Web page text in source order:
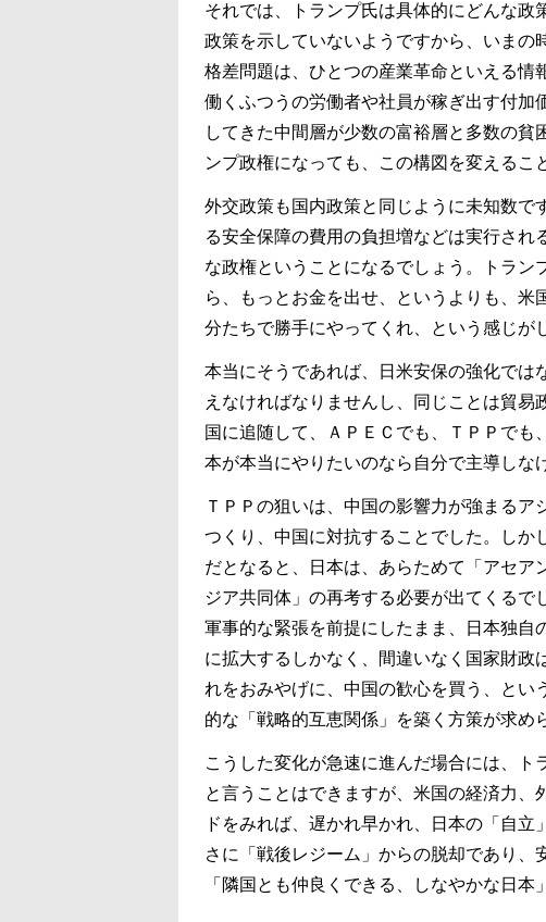
それでは、トランプ氏は具体的にどんな
政策を示していないようですから、いまの
格差問題は、ひとつの産業革命といえる情
働くふつうの労働者や社員が稼ぎ出す付加
してきた中間層が少数の富裕層と多数の
ンプ政権になっても、この構図を変えるこ
外交政策も国内政策と同じように未知数で
る安全保障の費用の負担増などは実行さ
な政権ということになるでしょう。トラン
ら、もっとお金を出せ、というよりも、
分たちで勝手にやってくれ、という感じが
本当にそうであれば、日米安保の強化では
えなければなりませんし、同じことは貿
国に追随して、ＡＰＥＣでも、ＴＰＰでも
本が本当にやりたいのなら自分で主導しな
ＴＰＰの狙いは、中国の影響力が強まる
つくり、中国に対抗することでした。しか
だとなると、日本は、あらためて「アセ
ジア共同体」の再考する必要が出てくる
軍事的な緊張を前提にしたまま、日本独自
に拡大するしかなく、間違いなく国家財
れをおみやげに、中国の歓心を買う、とい
的な「戦略的互恵関係」を築く方策が求め
こうした変化が急速に進んだ場合には、
と言うことはできますが、米国の経済力
ドをみれば、遅かれ早かれ、日本の「自
さに「戦後レジーム」からの脱却であり
「隣国とも仲良くできる、しなやかな日本